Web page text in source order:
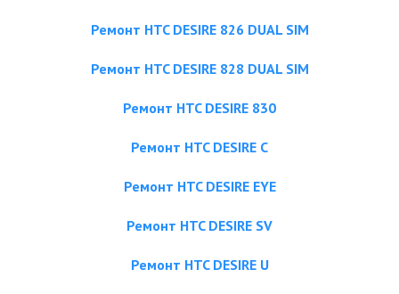
Ремонт HTC DESIRE 826 DUAL SIM
Ремонт HTC DESIRE 828 DUAL SIM
Ремонт HTC DESIRE 830
Ремонт HTC DESIRE C
Ремонт HTC DESIRE EYE
Ремонт HTC DESIRE SV
Ремонт HTC DESIRE U